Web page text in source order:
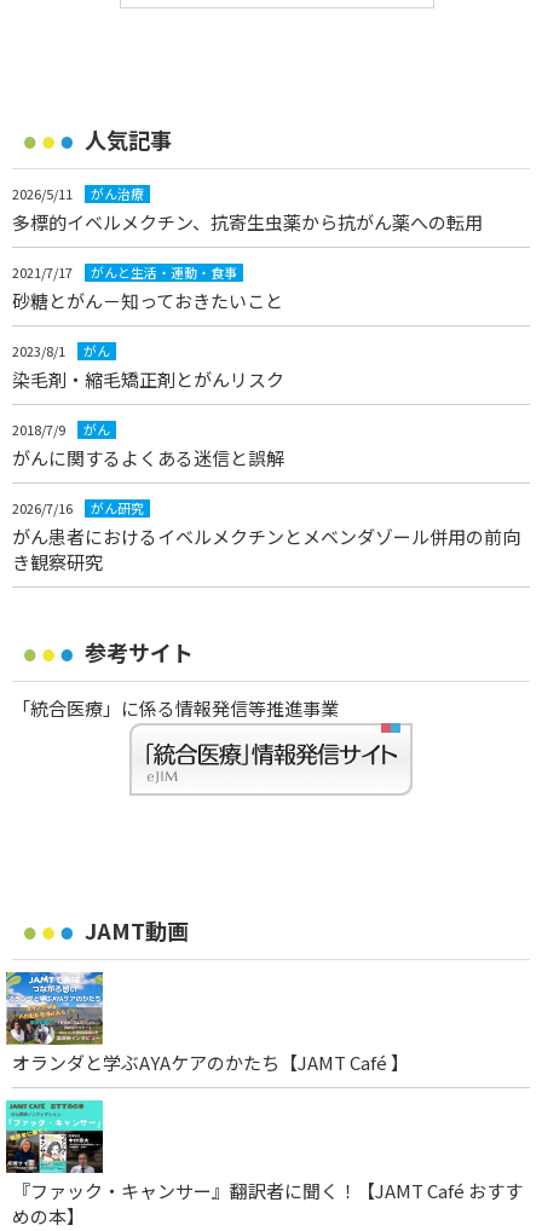
人気記事
2026/5/11 がん治療
多標的イベルメクチン、抗寄生虫薬から抗がん薬への転用
2021/7/17 がんと生活・運動・食事
砂糖とがん－知っておきたいこと
2023/8/1 がん
染毛剤・縮毛矯正剤とがんリスク
2018/7/9 がん
がんに関するよくある迷信と誤解
2026/7/16 がん研究
がん患者におけるイベルメクチンとメベンダゾール併用の前向
き観察研究
参考サイト
「統合医療」に係る情報発信等推進事業
JAMT動画
オランダと学ぶAYAケアのかたち【JAMT Café 】
『ファック・キャンサー』翻訳者に聞く！【JAMT Café おすす
めの本】